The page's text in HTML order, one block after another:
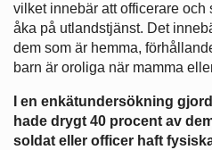
vilket innebär att officerare
åka på utlandstjänst. Det
dem som är hemma,
barn är oroliga när mamma
I en enkätundersökning
hade drygt 40 procent av
soldat eller officer haft